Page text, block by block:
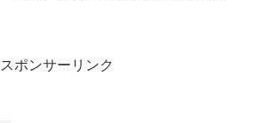
スポンサーリンク